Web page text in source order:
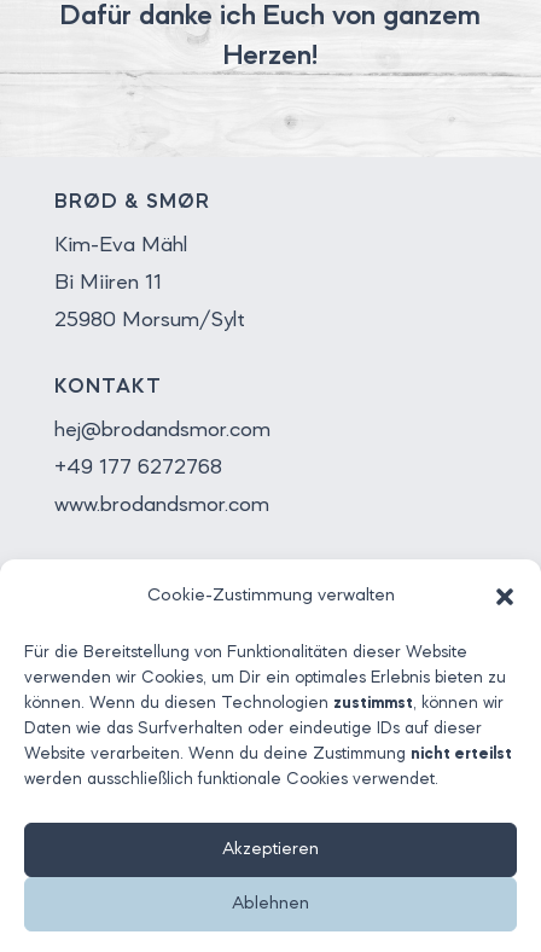
Cookie-Zustimmung verwalten
Für die Bereitstellung von Funktionalitäten dieser Website
verwenden wir Cookies, um Dir ein optimales Erlebnis bieten zu
können. Wenn du diesen Technologien zustimmst, können wir
Daten wie das Surfverhalten oder eindeutige IDs auf dieser
Website verarbeiten. Wenn du deine Zustimmung nicht erteilst
werden ausschließlich funktionale Cookies verwendet.
Akzeptieren
Ablehnen
Dafür danke ich Euch von ganzem
Herzen!
BRØD & SMØR
Kim-Eva Mähl
Bi Miiren 11
25980 Morsum/Sylt
KONTAKT
hej@brodandsmor.com
+49 177 6272768
www.brodandsmor.com
Datenschutz
Cookie-Richtlinien
 
© 2026 BRØD & SMØR